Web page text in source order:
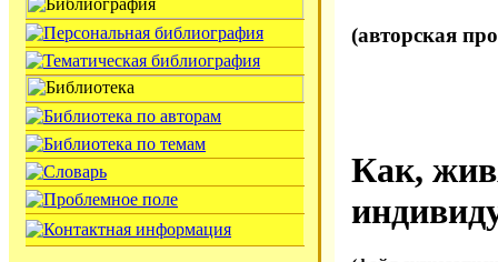
(авторская
Как,